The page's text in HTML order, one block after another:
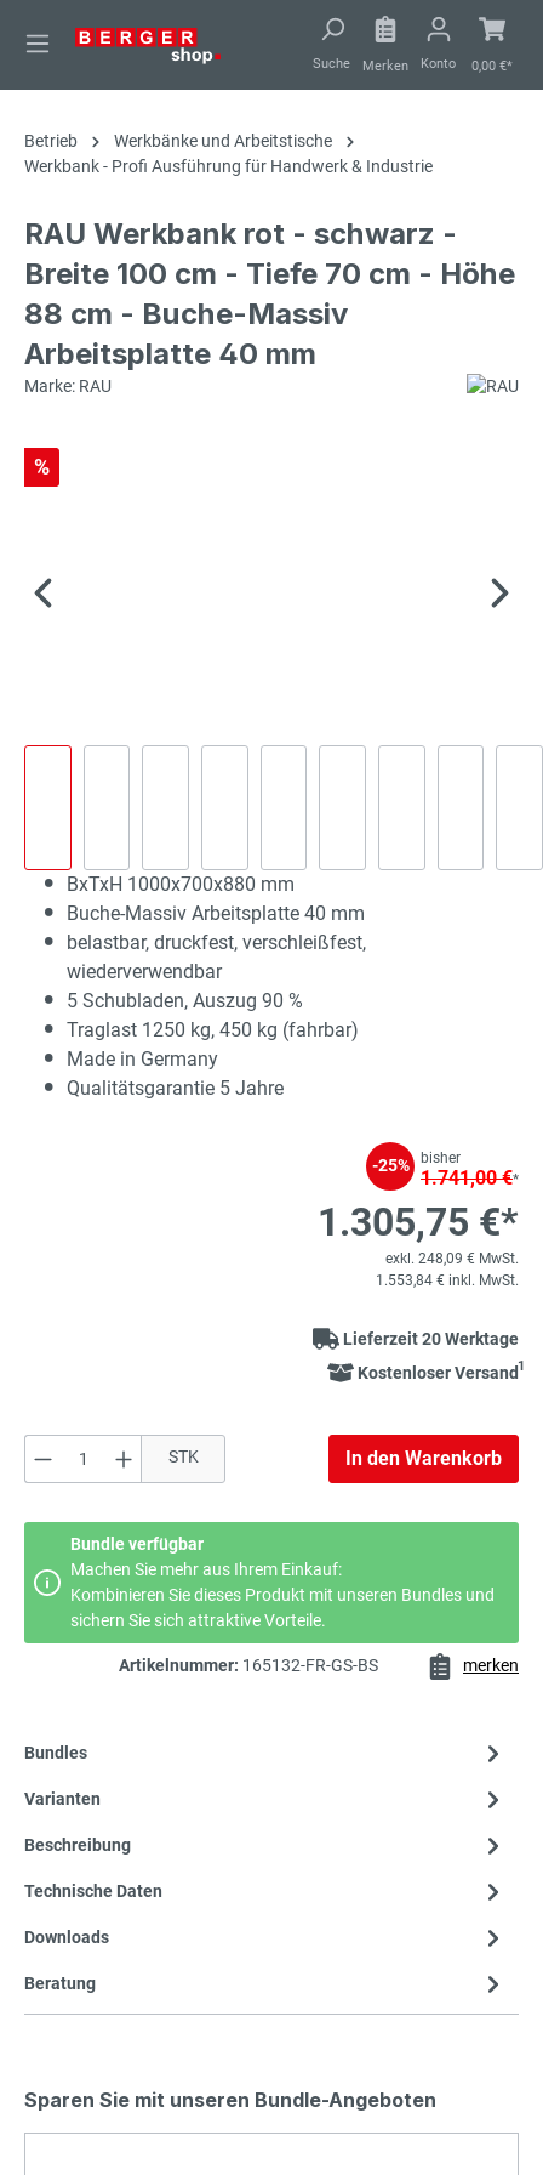
springen
Suche Merken Konto 0,00 €*
Betrieb
Werkbänke und Arbeitstische
Werkbank - Profi Ausführung für Handwerk & Industrie
RAU Werkbank rot - schwarz -
Breite 100 cm - Tiefe 70 cm - Höhe
88 cm - Buche-Massiv
Arbeitsplatte 40 mm
Marke: RAU
%
BxTxH 1000x700x880 mm
Buche-Massiv Arbeitsplatte 40 mm
belastbar, druckfest, verschleißfest,
wiederverwendbar
5 Schubladen, Auszug 90 %
Traglast 1250 kg, 450 kg (fahrbar)
Made in Germany
Qualitätsgarantie 5 Jahre
-25% bisher
1.741,00 €*
1.305,75 €*
exkl. 248,09 € MwSt.
1.553,84 € inkl. MwSt.
Lieferzeit 20 Werktage
Kostenloser Versand1
Produkt Anzahl: Gib den gewünschten
STK In den Warenkorb
Bundle verfügbar
Machen Sie mehr aus Ihrem Einkauf:
Kombinieren Sie dieses Produkt mit unseren Bundles und
sichern Sie sich attraktive Vorteile.
Artikelnummer: 165132-FR-GS-BS merken
Bundles
Varianten
Beschreibung
Technische Daten
Downloads
Beratung
Sparen Sie mit unseren Bundle-Angeboten